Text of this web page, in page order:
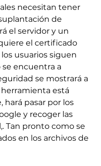
necesitan tener
de
el servidor y un
el certificado
usuarios siguen
se encuentra a
se mostrará a
herramienta está
pasar por los
y recoger las
Tan pronto como se
en los archivos de